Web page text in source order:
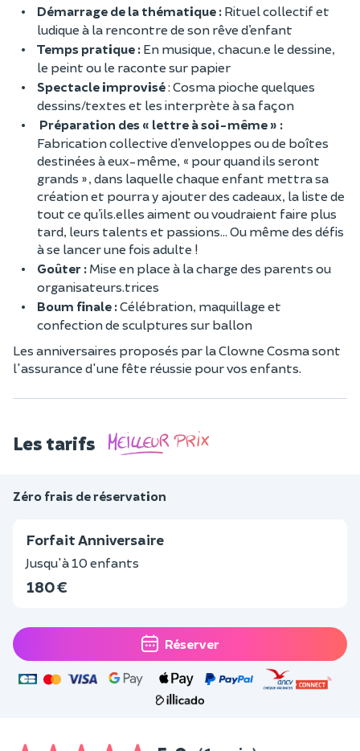
Démarrage de la thématique : Rituel collectif et
ludique à la rencontre de son rêve d’enfant
Temps pratique : En musique, chacun.e le dessine,
le peint ou le raconte sur papier
Spectacle improvisé: Cosma pioche quelques
dessins/textes et les interprète à sa façon
Préparation des « lettre à soi-même » :
Fabrication collective d’enveloppes ou de boîtes
destinées à eux-même, « pour quand ils seront
grands », dans laquelle chaque enfant mettra sa
création et pourra y ajouter des cadeaux, la liste de
tout ce qu’ils.elles aiment ou voudraient faire plus
tard, leurs talents et passions… Ou même des défis
à se lancer une fois adulte !
Goûter : Mise en place à la charge des parents ou
organisateurs.trices
Boum finale :Célébration, maquillage et
confection de sculptures sur ballon
Les anniversaires proposés par la Clowne Cosma sont
l'assurance d'une fête réussie pour vos enfants.
Les tarifs
Zéro frais de réservation
Forfait Anniversaire
Jusqu'à 10 enfants
180 €
Réserver